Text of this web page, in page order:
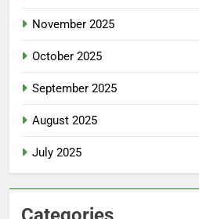
November 2025
October 2025
September 2025
August 2025
July 2025